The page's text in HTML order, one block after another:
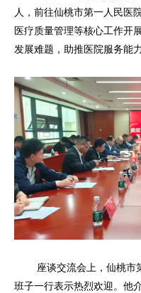
人，前往仙桃市第一人民医
医疗质量管理等核心工作开
发展难题，助推医院服务能
座谈交流会上，仙桃市
班子一行表示热烈欢迎。他